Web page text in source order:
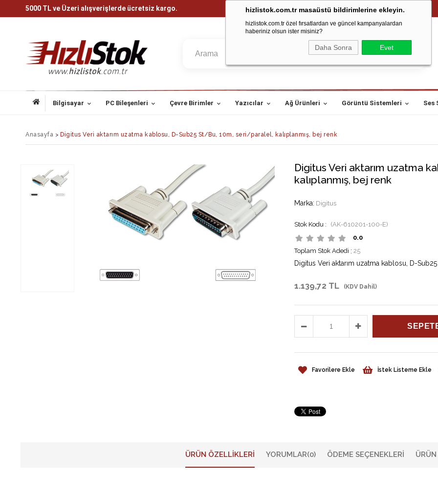
hizlistok.com.tr masaüstü bildirimlerine ekleyin.
hizlistok.com.tr özel fırsatlardan ve güncel kampanyalardan
haberiniz olsun ister misiniz?
Daha Sonra Evet
5000 TL ve Üzeri alışverişlerde ücretsiz kargo.
Bilgisayar PC Bileşenleri Çevre Birimler Yazıcılar Ağ Ürünleri Görüntü Sistemleri Ses
Anasayfa > Digitus Veri aktarım uzatma kablosu, D-Sub25 St/Bu, 10m, seri/paralel, kalıplanmış, bej renk
Marka: Digitus
Digitus Veri aktarım uzatma
kalıplanmış, bej renk
(AK-610201-100-E)
0.0
Toplam Stok Adedi : 25
Digitus Veri aktarım uzatma kablosu, D-
1.139,72 TL (KDV Dahil)
Favorilere Ekle İstek Listeme Ekle
ÜRÜN ÖZELLIKLERI YORUMLAR(0) ÖDEME SEÇENEKLERI